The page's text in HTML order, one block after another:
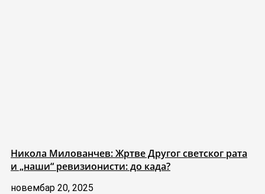
Никола Милованчев: Жртве Другог светског рата
и „наши“ ревизионисти: до када?
новембар 20, 2025